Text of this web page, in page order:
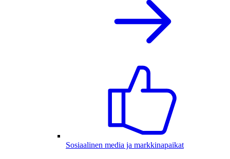
Sosiaalinen media ja markkinapaikat